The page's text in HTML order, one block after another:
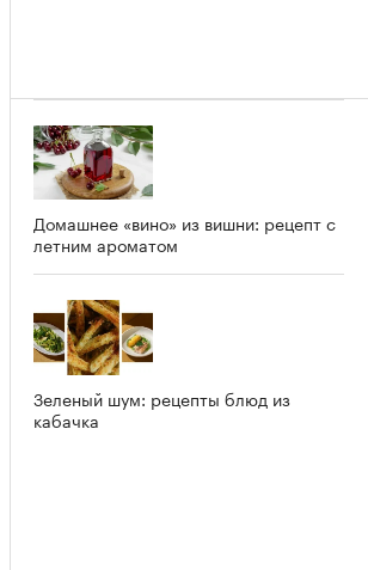
Домашнее «вино» из вишни: рецепт с
летним ароматом
Зеленый шум: рецепты блюд из
кабачка